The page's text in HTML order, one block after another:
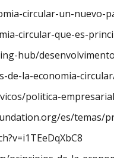
circular-un-nuevo-
circular-que-es-
hub/
de-la-economia-
politica-
es/temas/